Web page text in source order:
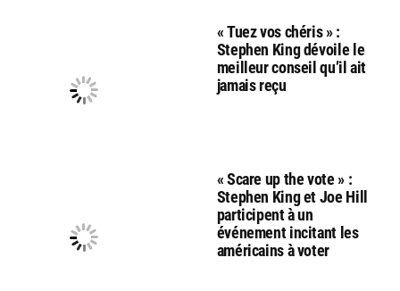
« Tuez vos chéris » :
Stephen King dévoile le
meilleur conseil qu’il ait
jamais reçu
« Scare up the vote » :
Stephen King et Joe Hill
participent à un
événement incitant les
américains à voter